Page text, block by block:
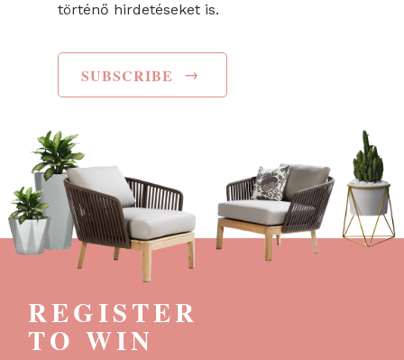
történő hirdetéseket is.
SUBSCRIBE →
REGISTER
TO WIN